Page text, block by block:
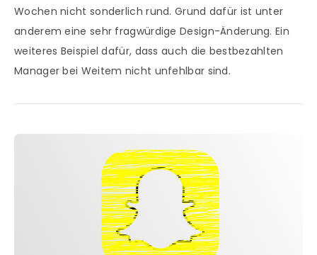
Wochen nicht sonderlich rund. Grund dafür ist unter
anderem eine sehr fragwürdige Design-Änderung. Ein
weiteres Beispiel dafür, dass auch die bestbezahlten
Manager bei Weitem nicht unfehlbar sind.